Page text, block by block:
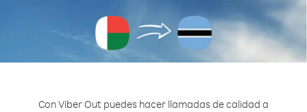
Con Viber Out puedes hacer llamadas de calidad a